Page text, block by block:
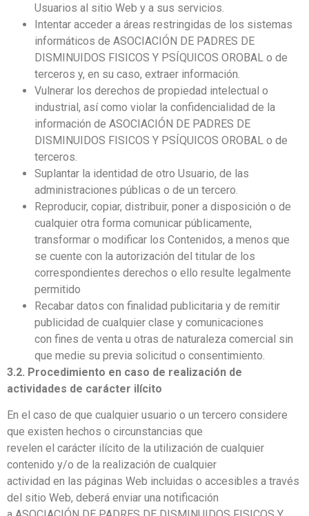
Usuarios al sitio Web y a sus servicios.
Intentar acceder a áreas restringidas de los sistemas
informáticos de ASOCIACIÓN DE PADRES DE
DISMINUIDOS FISICOS Y PSÍQUICOS OROBAL o de
terceros y, en su caso, extraer información.
Vulnerar los derechos de propiedad intelectual o
industrial, así como violar la confidencialidad de la
información de ASOCIACIÓN DE PADRES DE
DISMINUIDOS FISICOS Y PSÍQUICOS OROBAL o de
terceros.
Suplantar la identidad de otro Usuario, de las
administraciones públicas o de un tercero.
Reproducir, copiar, distribuir, poner a disposición o de
cualquier otra forma comunicar públicamente,
transformar o modificar los Contenidos, a menos que
se cuente con la autorización del titular de los
correspondientes derechos o ello resulte legalmente
permitido
Recabar datos con finalidad publicitaria y de remitir
publicidad de cualquier clase y comunicaciones
con fines de venta u otras de naturaleza comercial sin
que medie su previa solicitud o consentimiento.
3.2. Procedimiento en caso de realización de
actividades de carácter ilícito
En el caso de que cualquier usuario o un tercero considere
que existen hechos o circunstancias que
revelen el carácter ilícito de la utilización de cualquier
contenido y/o de la realización de cualquier
actividad en las páginas Web incluidas o accesibles a través
del sitio Web, deberá enviar una notificación